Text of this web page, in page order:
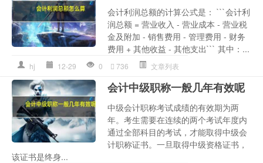
会计利润总额的计算公式是： ```会计利
润总额 = 营业收入 - 营业成本 - 营业税
金及附加 - 销售费用 - 管理费用 - 财务
费用 + 其他收益 - 其他支出``` 其中：...
hj 12-29 0 736 文章列表
会计中级职称一般几年有效呢
中级会计职称考试成绩的有效期为两
年。考生需要在连续的两个考试年度内
通过全部科目的考试，才能取得中级会
计职称证书。一旦取得中级资格证书，
该证书是终身...